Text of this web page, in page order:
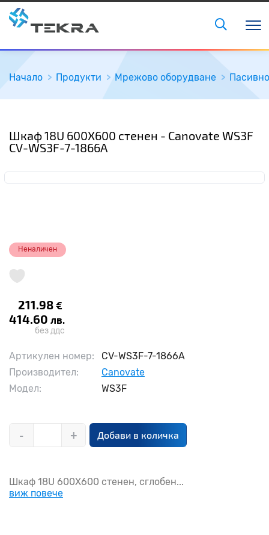
Начало Продукти Мрежово оборудване Пасивно
Шкаф 18U 600X600 стенен - Canovate WS3F
CV-WS3F-7-1866A
Неналичен
211.98 €
414.60 лв.
без ддс
Артикулен номер:
CV-WS3F-7-1866A
Производител:
Canovate
Модел:
WS3F
- + Добави в количка
Шкаф 18U 600X600 стенен, сглобен...
виж повече